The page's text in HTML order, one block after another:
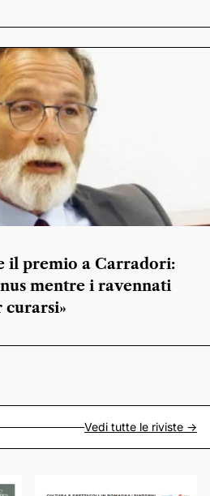
il premio a Carradori:
mentre i ravennati
curarsi»
Vedi tutte le riviste ->